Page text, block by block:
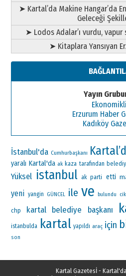
➤ Kartal’da Makine Hangar’da
Geleceği
➤ Lodos Adalar’ı vurdu,
➤ Kitaplara Yansıyan
Yayın
Erzurum Haber
Kadıköy
İstanbul'da Cumhurbaşkanı
yaralı Kartal'da ak kaza tarafından
Yüksel istanbul ak parti etti
yeni yangin GÜNCEL ile ve bulundu
chp kartal belediye başkanı
istanbulda kartal yapıldı araç için
son
Kartal Gazetesİ -